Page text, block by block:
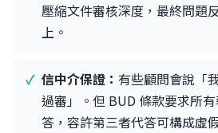
壓縮文件審核深度，最終問題
上。
信中介保證： 有些顧問會說「
過審」。但 BUD 條款要求所
答，容許第三者代答可構成虛